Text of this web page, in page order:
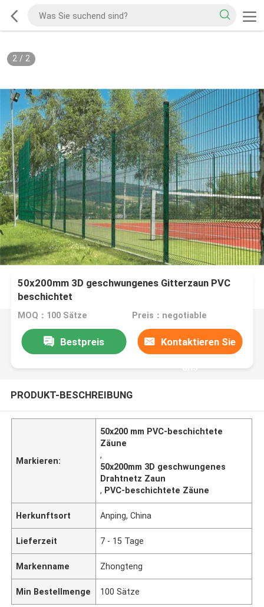
2/ 2
50x200mm 3D geschwungenes Gitterzaun PVC
beschichtet
MOQ：100 Sätze Preis：negotiable
Bestpreis Kontaktieren Sie
uns
PRODUKT-BESCHREIBUNG
Markieren:
50x200 mm PVC-beschichtete
Zäune
,
50x200mm 3D geschwungenes
Drahtnetz Zaun
, PVC-beschichtete Zäune
Herkunftsort Anping, China
Lieferzeit 7 - 15 Tage
Markenname Zhongteng
Min Bestellmenge 100 Sätze